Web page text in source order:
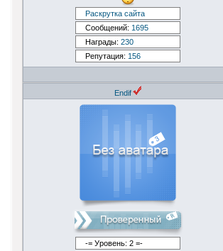
Раскрутка сайта
Сообщений: 1695
Награды: 230
Репутация: 156
Endif
-= Уровень: 2 =-